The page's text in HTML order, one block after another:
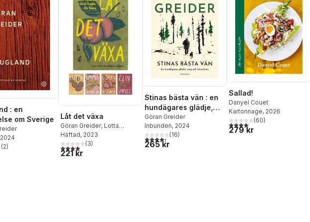
: en
om Sverige
stjärnor. Totalt antal röster:
(2)
Låt det växa
Göran Greider, Lotta
Lundgren,Elin Unnes
Hanna Wendelbo
Häftad, 2023
4,0utav 5 stjärnor. Totalt antal röster:
(3)
221 kr
Stinas bästa vän : en
hundägares glädje,
sorg och förundran
Göran Greider
Inbunden, 2024
4,3utav 5 stjärnor. Totalt antal röster:
(16)
265 kr
Sallad!
Danyel Couet
Kartonnage, 2026
4,1utav 5 stjärnor. Totalt
(60)
279 kr